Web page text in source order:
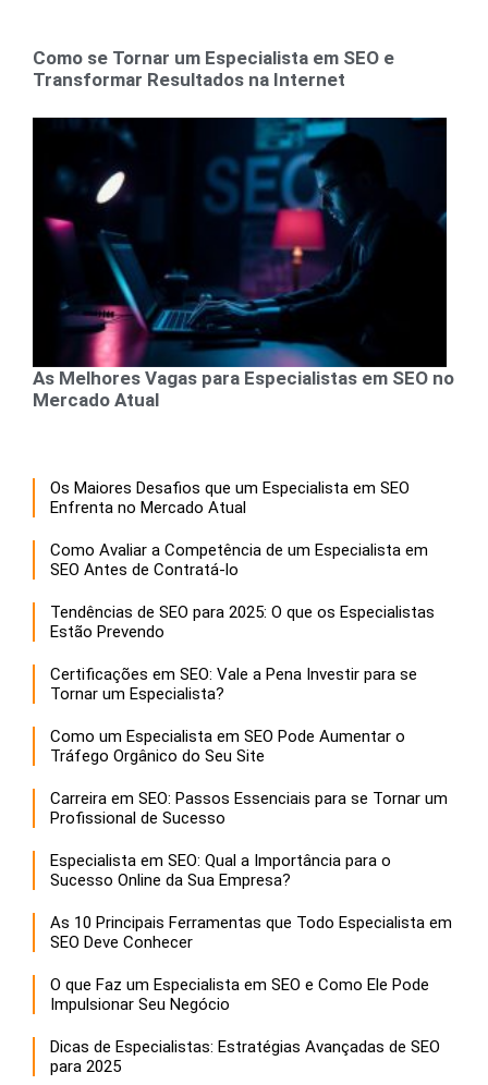
Como se Tornar um Especialista em SEO e
Transformar Resultados na Internet
As Melhores Vagas para Especialistas em SEO no
Mercado Atual
Os Maiores Desafios que um Especialista em SEO
Enfrenta no Mercado Atual
Como Avaliar a Competência de um Especialista em
SEO Antes de Contratá-lo
Tendências de SEO para 2025: O que os Especialistas
Estão Prevendo
Certificações em SEO: Vale a Pena Investir para se
Tornar um Especialista?
Como um Especialista em SEO Pode Aumentar o
Tráfego Orgânico do Seu Site
Carreira em SEO: Passos Essenciais para se Tornar um
Profissional de Sucesso
Especialista em SEO: Qual a Importância para o
Sucesso Online da Sua Empresa?
As 10 Principais Ferramentas que Todo Especialista em
SEO Deve Conhecer
O que Faz um Especialista em SEO e Como Ele Pode
Impulsionar Seu Negócio
Dicas de Especialistas: Estratégias Avançadas de SEO
para 2025